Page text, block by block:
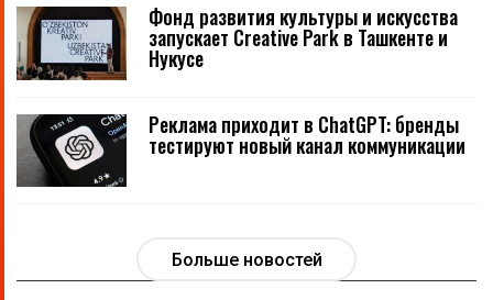
Фонд развития культуры и искусства
запускает Creative Park в Ташкенте и
Нукусе
Реклама приходит в ChatGPT: бренды
тестируют новый канал коммуникации
Больше новостей